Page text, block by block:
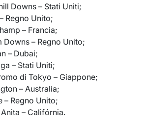
Downs – Stati Uniti;
Regno Unito;
– Francia;
Downs – Regno Unito;
– Dubai;
– Stati Uniti;
di Tokyo – Giappone;
– Australia;
– Regno Unito;
Anita – Califórnia.